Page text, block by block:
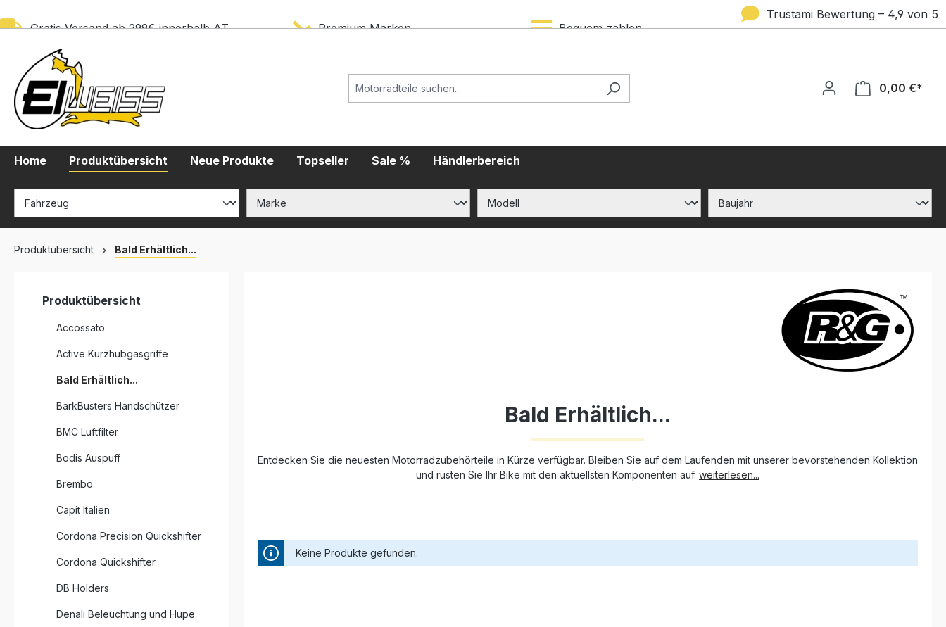
Gratis Versand ab 299€ innerhalb AT Premium Marken Bequem zahlen
Trustami Bewertung – 4,9 von 5
0,00 €*
Home Produktübersicht Neue Produkte Topseller Sale % Händlerbereich
Produktübersicht Bald Erhältlich...
Produktübersicht
Accossato
Active Kurzhubgasgriffe
Bald Erhältlich...
BarkBusters Handschützer
BMC Luftfilter
Bodis Auspuff
Brembo
Capit Italien
Cordona Precision Quickshifter
Cordona Quickshifter
DB Holders
Denali Beleuchtung und Hupe
Bald Erhältlich...
Entdecken Sie die neuesten Motorradzubehörteile in Kürze verfügbar. Bleiben Sie auf dem Laufenden mit unserer bevorstehenden Kollektion
und rüsten Sie Ihr Bike mit den aktuellsten Komponenten auf. weiterlesen...
Keine Produkte gefunden.